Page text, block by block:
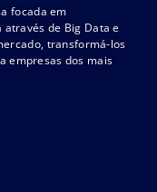
focada em
de Big Data e
transformá-los
empresas dos mais